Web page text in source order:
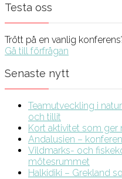
Testa oss
Trött på en vanlig
Gå till förfrågan
Senaste nytt
Teamutveckling i
och tillit
Kort aktivitet som ger
Andalusien –
Vildmarks- och
mötesrummet
Halkidiki – Grekland